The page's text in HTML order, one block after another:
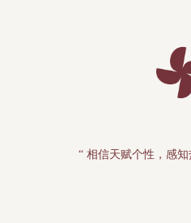
“ 相信天赋个性，感